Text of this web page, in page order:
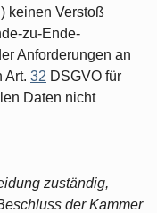
keinen Verstoß
zu-Ende-
Anforderungen an
Art. 32 DSGVO für
Daten nicht
zuständig,
der Kammer